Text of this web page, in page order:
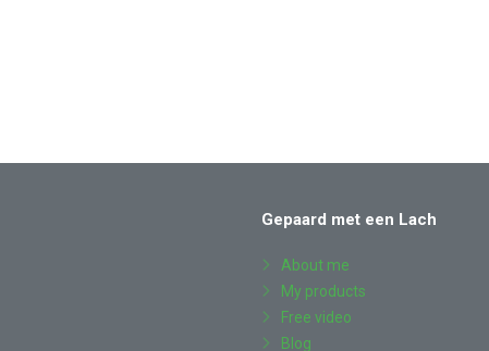
Gepaard met een Lach
About me
My products
Free video
Blog